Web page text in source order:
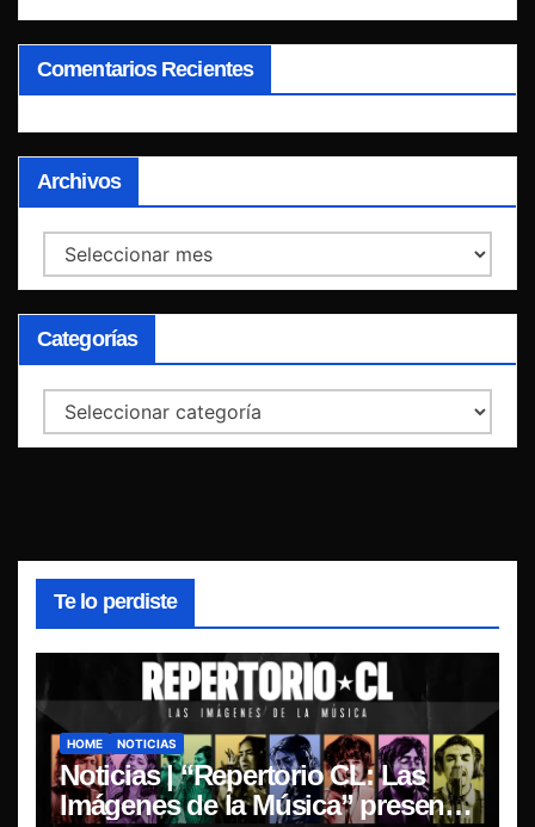
Comentarios Recientes
Archivos
Archivos
Categorías
Categorías
Te lo perdiste
HOME NOTICIAS
Noticias | “Repertorio CL: Las
Imágenes de la Música” presenta